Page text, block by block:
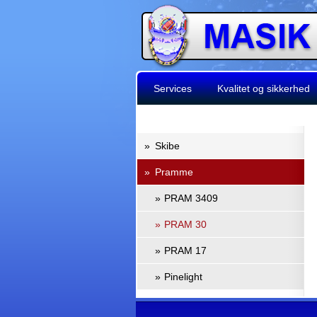
Services Kvalitet og sikkerhed
» Skibe
» Pramme
» PRAM 3409
» PRAM 30
» PRAM 17
» Pinelight